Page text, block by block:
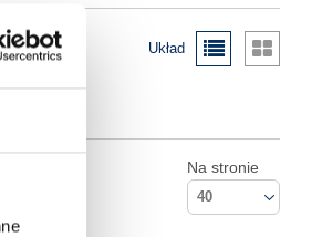
Układ
Na stronie
40